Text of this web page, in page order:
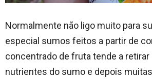
Normalmente não ligo muito para
especial sumos feitos a partir de
concentrado de fruta tende a
nutrientes do sumo e depois